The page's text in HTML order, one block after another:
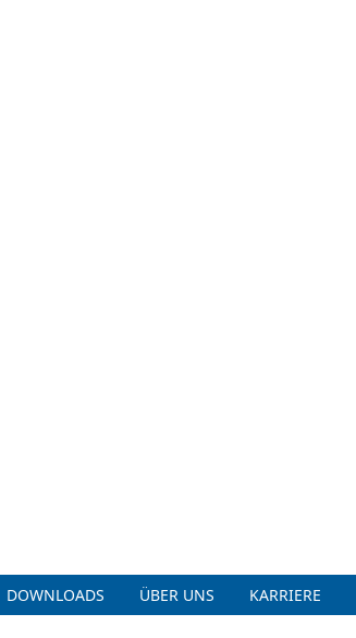
DOWNLOADS ÜBER UNS KARRIERE